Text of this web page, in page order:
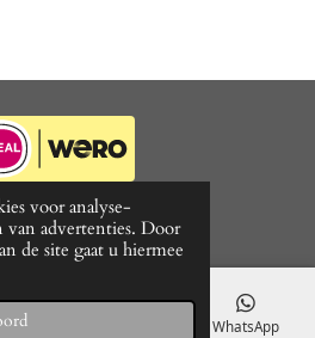
voor analyse-
advertenties. Door
de site gaat u hiermee
WhatsApp